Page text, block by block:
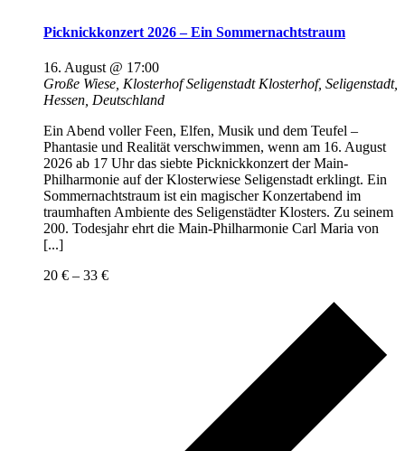
Picknickkonzert 2026 – Ein Sommernachtstraum
16. August @ 17:00
Große Wiese, Klosterhof Seligenstadt Klosterhof, Seligenstadt,
Hessen, Deutschland
Ein Abend voller Feen, Elfen, Musik und dem Teufel –
Phantasie und Realität verschwimmen, wenn am 16. August
2026 ab 17 Uhr das siebte Picknickkonzert der Main-
Philharmonie auf der Klosterwiese Seligenstadt erklingt. Ein
Sommernachtstraum ist ein magischer Konzertabend im
traumhaften Ambiente des Seligenstädter Klosters. Zu seinem
200. Todesjahr ehrt die Main-Philharmonie Carl Maria von
[...]
20 € – 33 €